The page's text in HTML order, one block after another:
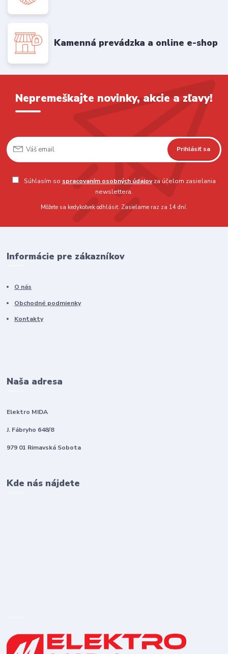
Kamenná prevádzka a online e-shop
Nepremeškajte novinky, akcie a zľavy!
Prihlásiť sa
Súhlasím so spracovaním osobných údajovza účelom zasielania
newslettera.
Môžete sa kedykoľvek odhlásiť. Zasielame raz za 14 dní.
Informácie pre zákazníkov
O nás
Obchodné podmienky
Kontakty
Naša adresa
Elektro MIDA
J. Fábryho 648/8
979 01 Rimavská Sobota
Kde nás nájdete